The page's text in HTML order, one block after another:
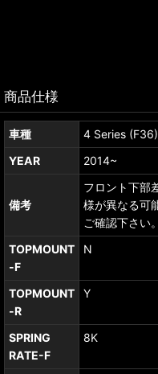
商品仕様
車種
4 Series
YEAR
2014~
備考
フロント下部
様が異なる可
ご確認下さい
TOPMOUNT
-F
N
TOPMOUNT
-R
Y
SPRING
RATE-F
8K